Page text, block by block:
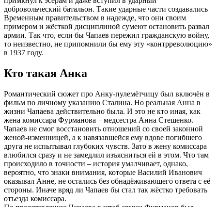
добровольческий батальон. Такие ударные части создавались
Временным правительством в надежде, что они своим
примером и жёсткой дисциплиной сумеют остановить развал
армии. Так что, если бы Чапаев пережил гражданскую войну,
то неизвестно, не припомнили бы ему эту «контрреволюцию»
в 1937 году.
Кто такая Анка
Романтический сюжет про Анку-пулемётчицу был включён в
фильм по личному указанию Сталина. Но реальная Анна в
жизни Чапаева действительно была. И это не кто иная, как
жена комиссара Фурманова – медсестра Анна Стешенко.
Чапаев не смог восстановить отношений со своей законной
женой-изменницей, а к навязавшейся ему вдове погибшего
друга не испытывал глубоких чувств. Зато в жену комиссара
влюбился сразу и не замедлил изъясниться ей в этом. Что там
происходило в точности – история умалчивает, однако,
вероятно, что знаки внимания, которые Василий Иванович
оказывал Анне, не остались без обнадёживающего ответа с её
стороны. Иначе вряд ли Чапаев бы стал так жёстко требовать
отъезда комиссара.